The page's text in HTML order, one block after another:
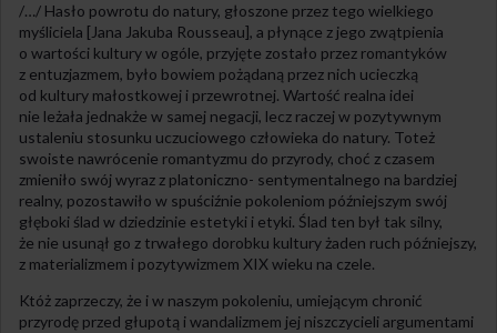
/…/ Hasło powrotu do natury, głoszone przez tego wielkiego
myśliciela [Jana Jakuba Rousseau], a płynące z jego zwątpienia
o wartości kultury w ogóle, przyjęte zostało przez romantyków
z entuzjazmem, było bowiem pożądaną przez nich ucieczką
od kultury małostkowej i przewrotnej. Wartość realna idei
nie leżała jednakże w samej negacji, lecz raczej w pozytywnym
ustaleniu stosunku uczuciowego człowieka do natury. Toteż
swoiste nawrócenie romantyzmu do przyrody, choć z czasem
zmieniło swój wyraz z platoniczno- sentymentalnego na bardziej
realny, pozostawiło w spuściźnie pokoleniom późniejszym swój
głęboki ślad w dziedzinie estetyki i etyki. Ślad ten był tak silny,
że nie usunął go z trwałego dorobku kultury żaden ruch późniejszy,
z materializmem i pozytywizmem XIX wieku na czele.
Któż zaprzeczy, że i w naszym pokoleniu, umiejącym chronić
przyrodę przed głupotą i wandalizmem jej niszczycieli argumentami